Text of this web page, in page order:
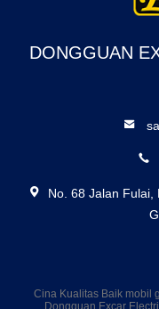
DONGGUAN
No. 68 Jalan Fulai,
Cina Kualitas Baik mobil
Dongguan Excar